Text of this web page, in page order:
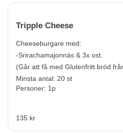
Tripple Cheese
Cheeseburgare med:
-Srirachamajonnäs & 3x ost.
(Går att få med Glutenfritt bröd
Minsta antal: 20 st
Personer: 1p
135 kr